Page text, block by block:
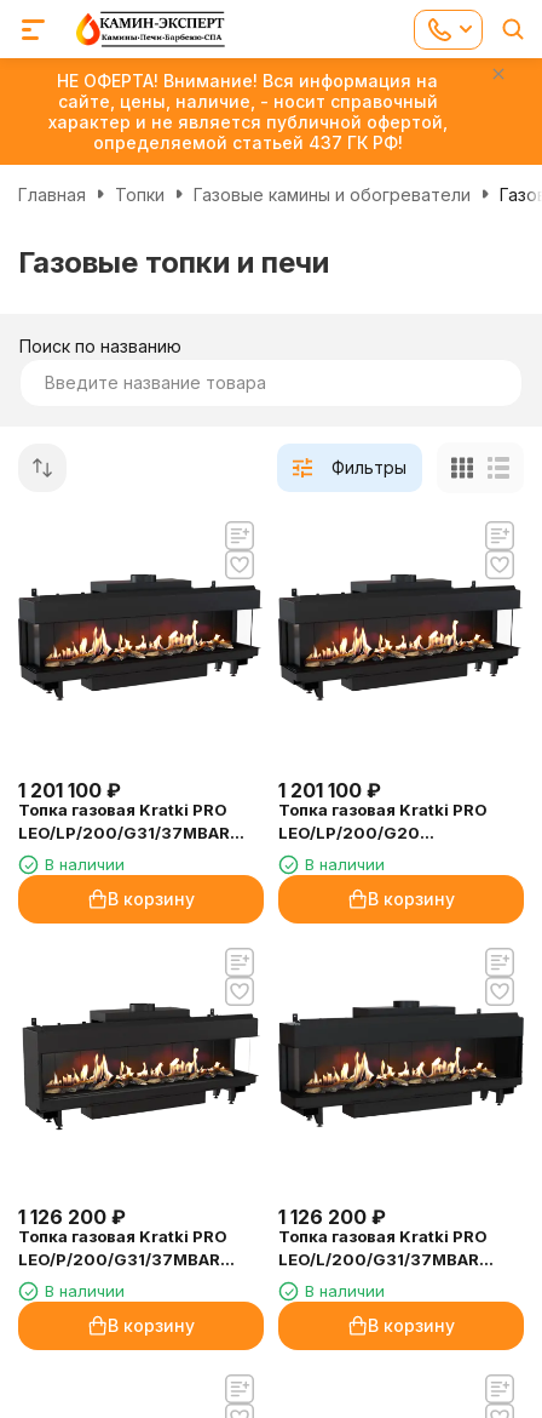
НЕ ОФЕРТА! Внимание! Вся информация на
сайте, цены, наличие, - носит справочный
характер и не является публичной офертой,
определяемой статьей 437 ГК РФ!
Главная Топки Газовые камины и обогреватели
Газовые топки и печи
Поиск по названию
Фильтры
1 201 100 ₽
Топка газовая Kratki PRO
LEO/LP/200/G31/37MBAR
(баллонный газ)
В наличии
В корзину
1 201 100 ₽
Топка газовая Kratki PRO
LEO/LP/200/G20
(магистральный газ)
В наличии
В корзину
1 126 200 ₽
Топка газовая Kratki PRO
LEO/P/200/G31/37MBAR
(баллонный газ)
В наличии
В корзину
1 126 200 ₽
Топка газовая Kratki PRO
LEO/L/200/G31/37MBAR
(баллонный газ)
В наличии
В корзину